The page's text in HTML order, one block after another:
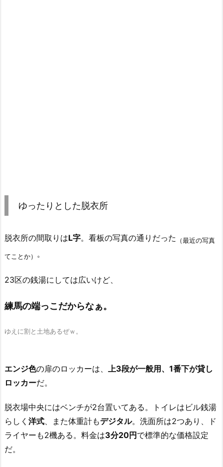
ゆったりとした脱衣所
脱衣所の間取りはL字。看板の写真の通りだった
（最近の写真
てことか）
。
23区の銭湯にしては広いけど、
練馬の端っこだからなぁ。
ゆえに割と土地あるぜｗ。
エンジ色の扉のロッカーは、 上3段が一般用、1番下が貸し
ロッカーだ。
脱衣場中央にはベンチが2台置いてある。トイレはビル銭湯
らしく 洋式 、また体重計もデジタル。洗面所は2つあり、ド
ライヤーも2機ある。料金は3分20円で標準的な価格設定
だ。